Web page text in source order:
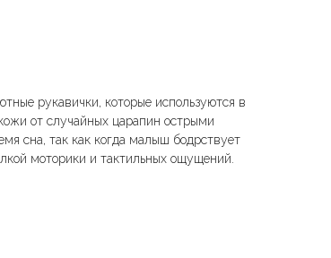
рукавички, которые используются в
от случайных царапин острыми
сна, так как когда малыш бодрствует
моторики и тактильных ощущений.